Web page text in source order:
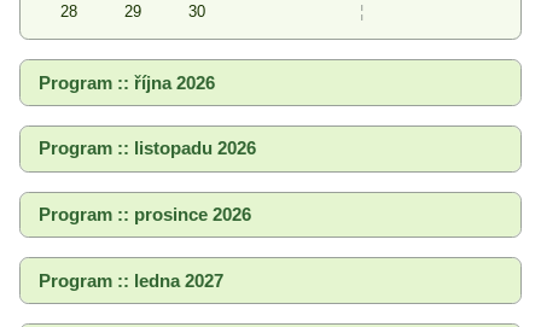
28
29 30 ¦
Program :: října 2026
Program :: listopadu 2026
Program :: prosince 2026
Program :: ledna 2027